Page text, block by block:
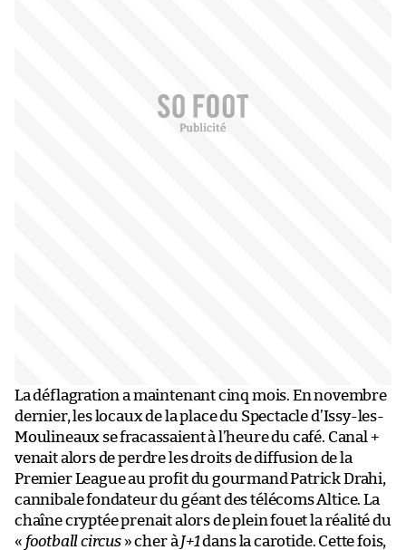
La déflagration a maintenant cinq mois. En novembre
dernier, les locaux de la place du Spectacle d’Issy-les-
Moulineaux se fracassaient à l’heure du café. Canal +
venait alors de perdre les droits de diffusion de la
Premier League au profit du gourmand Patrick Drahi,
cannibale fondateur du géant des télécoms Altice. La
chaîne cryptée prenait alors de plein fouet la réalité du
« football circus» cher à J+1dans la carotide. Cette fois,